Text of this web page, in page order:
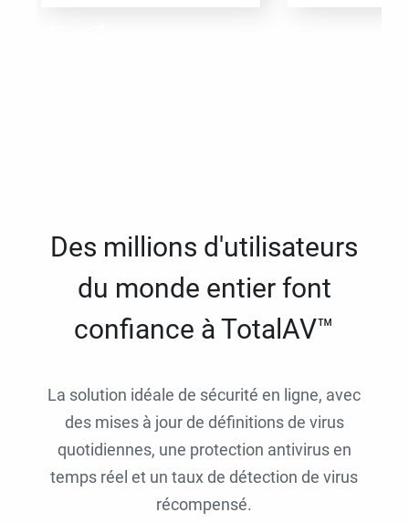
Des millions d'utilisateurs
du monde entier font
confiance à TotalAV™
La solution idéale de sécurité en ligne, avec
des mises à jour de définitions de virus
quotidiennes, une protection antivirus en
temps réel et un taux de détection de virus
récompensé.